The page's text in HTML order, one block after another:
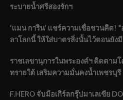
ระบายน้ำศรีสองรักฯ
‘แมน การิน’ แชร์ความเชื่อชวนคิด!
ลาโลกนี้ ให้ใส่บาตรสิ่งนั้นไว้ตอนยัง
ราชเลขานุการในพระองค์ฯ ติดตาม
ทรายใต้ เสริมความมั่นคงน้ำเพชรบุรี
F.HERO จับมือเกิร์ลกรุ๊ปมาเลเซีย